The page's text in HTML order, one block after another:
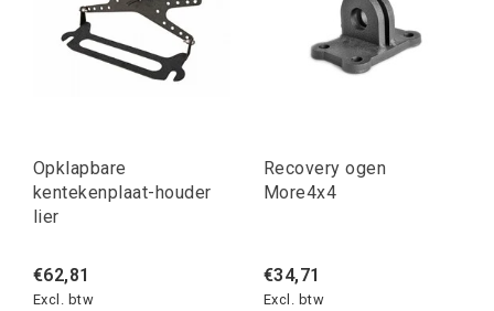
Opklapbare
kentekenplaat-houder
lier
€62,81
Excl. btw
Recovery ogen
More4x4
€34,71
Excl. btw